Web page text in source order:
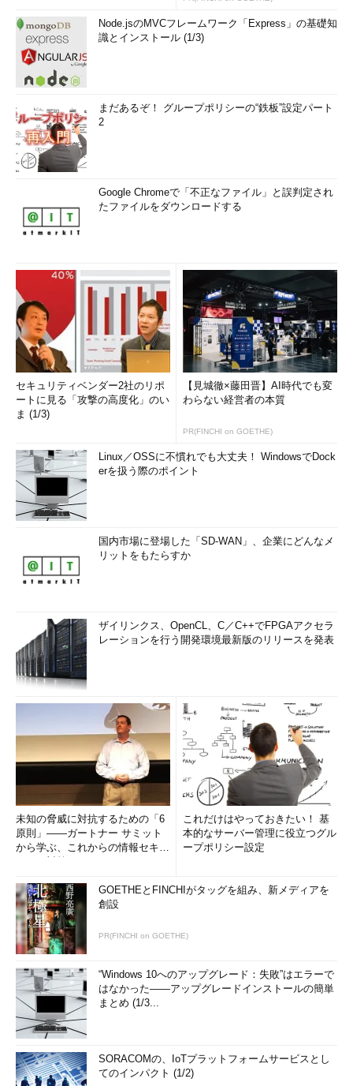
Node.jsのMVCフレームワーク「Express」の基礎知
識とインストール (1/3)
まだあるぞ！ グループポリシーの“鉄板”設定パート
2
Google Chromeで「不正なファイル」と誤判定され
たファイルをダウンロードする
セキュリティベンダー2社のリポ
ートに見る「攻撃の高度化」のい
ま (1/3)
【見城徹×藤田晋】AI時代でも変
わらない経営者の本質
PR(FINCHI on GOETHE)
Linux／OSSに不慣れでも大丈夫！ WindowsでDock
erを扱う際のポイント
国内市場に登場した「SD-WAN」、企業にどんなメ
リットをもたらすか
ザイリンクス、OpenCL、C／C++でFPGAアクセラ
レーションを行う開発環境最新版のリリースを発表
未知の脅威に対抗するための「6
原則」――ガートナー サミット
から学ぶ、これからの情報セキュ
これだけはやっておきたい！ 基
本的なサーバー管理に役立つグル
ープポリシー設定
GOETHEとFINCHIがタッグを組み、新メディアを
創設
PR(FINCHI on GOETHE)
“Windows 10へのアップグレード：失敗”はエラーで
はなかった――アップグレードインストールの簡単
まとめ (1/3...
SORACOMの、IoTプラットフォームサービスとし
てのインパクト (1/2)